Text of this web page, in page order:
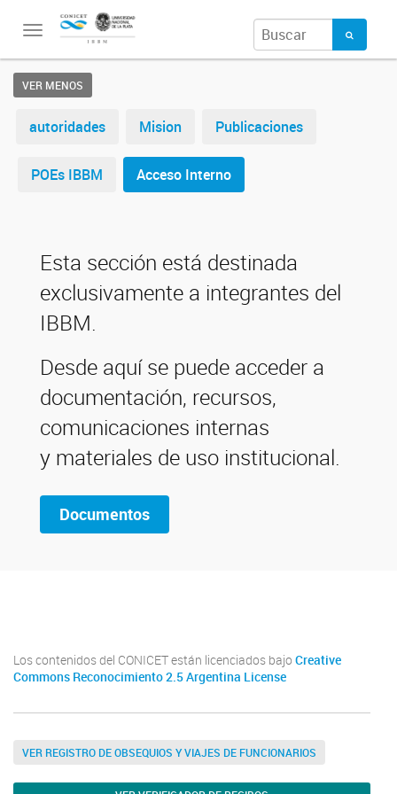
Toggle
VER MENOS
autoridades Mision Publicaciones
POEs IBBM Acceso Interno
Esta sección está destinada
exclusivamente a integrantes del
IBBM.
Desde aquí se puede acceder a
documentación, recursos,
comunicaciones internas
y materiales de uso institucional.
Documentos
Los contenidos del CONICET están licenciados bajo Creative
Commons Reconocimiento 2.5 Argentina License
VER REGISTRO DE OBSEQUIOS Y VIAJES DE FUNCIONARIOS